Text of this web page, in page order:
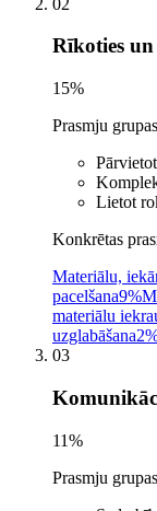
Rīkoties
15%
Prasmju grupas
Lietot
Konkrētas
Materiālu,
pacelšana9%
materiālu
uzglabāšana
03
11%
Prasmju grupas